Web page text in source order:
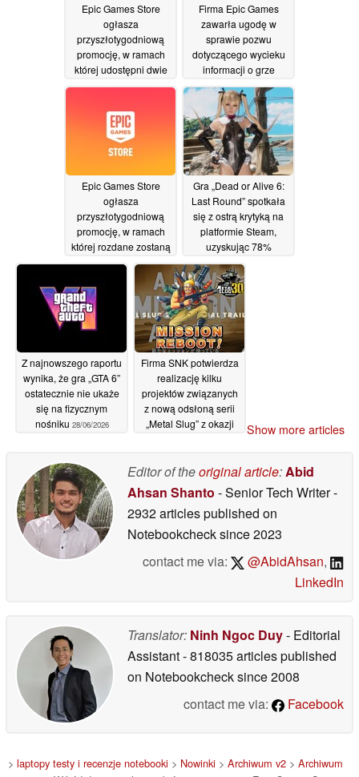
Epic Games Store
ogłasza
przyszłotygodniową
promocję, w ramach
której udostępni dwie
wysoko oceniane gry
Firma Epic Games
zawarła ugodę w
sprawie pozwu
dotyczącego wycieku
informacji o grze
„Fortnite”, wniesionego
przez byłego
pracownika firmy Epic
Games10/07/2026
Epic Games Store
ogłasza
przyszłotygodniową
promocję, w ramach
której rozdane zostaną
dwie darmowe gry
Gra „Dead or Alive 6:
Last Round” spotkała
się z ostrą krytyką na
platformie Steam,
uzyskując 78%
negatywnych recenzji
30/06/2026
Z najnowszego raportu
wynika, że gra „GTA 6”
ostatecznie nie ukaże
się na fizycznym
nośniku 28/06/2026
Firma SNK potwierdza
realizację kilku
projektów związanych
z nową odsłoną serii
„Metal Slug” z okazji
Show more articles
Editor of theoriginal article:Abid
Ahsan Shanto - Senior Tech Writer-
2932 articles published on
Notebookchecksince 2023
contact me via:
@AbidAhsan,
LinkedIn
Translator: Ninh Ngoc Duy- Editorial
Assistant- 818035 articles published
on Notebookchecksince 2008
contact me via:
Facebook
> laptopy testy i recenzje notebooki > Nowinki > Archiwum v2 > Archiwum